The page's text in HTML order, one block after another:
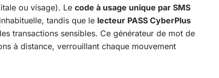
ou visage). Le code à usage unique par SMS
tandis que le lecteur PASS CyberPlus
transactions sensibles. Ce générateur de mot de
à distance, verrouillant chaque mouvement